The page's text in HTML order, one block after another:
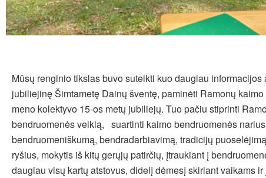
Mūsų renginio tikslas buvo suteikti kuo daugiau
jubiliejinę Šimtametę Dainų šventę, paminėti Ramonų
meno kolektyvo 15-os metų jubiliejų. Tuo pačiu stiprinti
bendruomenės veiklą, suartinti kaimo bendruomenės
bendruomeniškumą, bendradarbiavimą, tradicijų
ryšius, mokytis iš kitų gerųjų patirčių, įtraukiant į
daugiau visų kartų atstovus, didelį dėmesį skiriant vaikams